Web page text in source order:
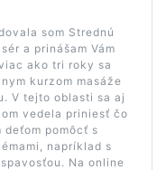
som Strednú
a prinášam Vám
ako tri roky sa
kurzom masáže
V tejto oblasti sa aj
vedela priniesť čo
pomôcť s
napríklad s
Na online